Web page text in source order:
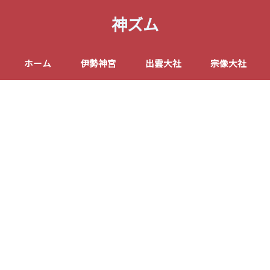
神ズム
ホーム 伊勢神宮 出雲大社 宗像大社